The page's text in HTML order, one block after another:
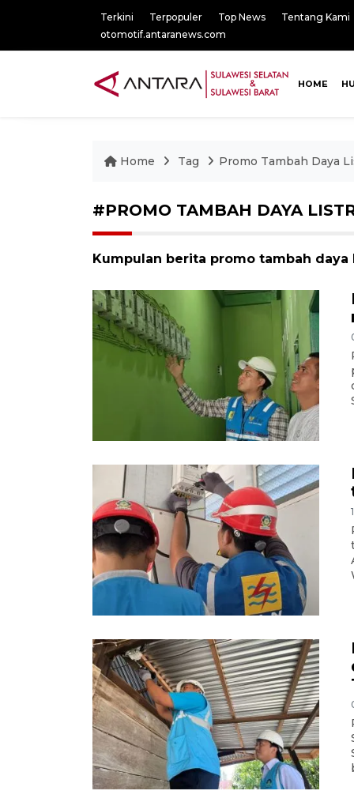
Terkini Terpopuler Top News
Tentang Kami
otomotif.antaranews.com
HOME
Home Tag Promo Tambah Daya
#PROMO TAMBAH DAYA
Kumpulan berita promo tambah